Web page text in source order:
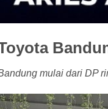
mulai dari DP